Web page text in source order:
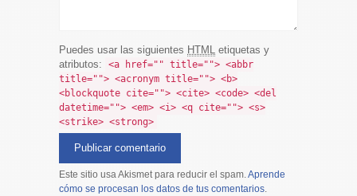
Puedes usar las siguientes HTML etiquetas y
atributos:
<a href="" title=""> <abbr
title=""> <acronym title=""> <b>
<blockquote cite=""> <cite> <code> <del
datetime=""> <em> <i> <q cite=""> <s>
<strike> <strong>
Este sitio usa Akismet para reducir el spam.Aprende
cómo se procesan los datos de tus comentarios.